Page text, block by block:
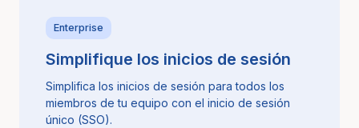
Enterprise
Simplifique los inicios de sesión
Simplifica los inicios de sesión para todos los
miembros de tu equipo con el inicio de sesión
único (SSO).